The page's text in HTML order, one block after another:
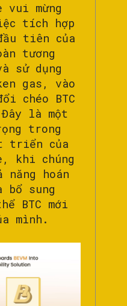
vui mừng
tích hợp
tiên của
tương
sử dụng
gas, vào
chéo BTC
là một
trong
triển của
khi chúng
hoán
bổ sung
BTC mới
mình.